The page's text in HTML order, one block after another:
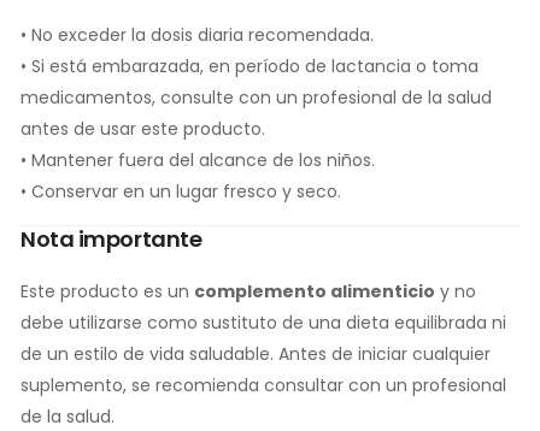
• No exceder la dosis diaria recomendada.
• Si está embarazada, en período de lactancia o toma
medicamentos, consulte con un profesional de la salud
antes de usar este producto.
• Mantener fuera del alcance de los niños.
• Conservar en un lugar fresco y seco.
Nota importante
Este producto es un complemento alimenticio y no
debe utilizarse como sustituto de una dieta equilibrada ni
de un estilo de vida saludable. Antes de iniciar cualquier
suplemento, se recomienda consultar con un profesional
de la salud.